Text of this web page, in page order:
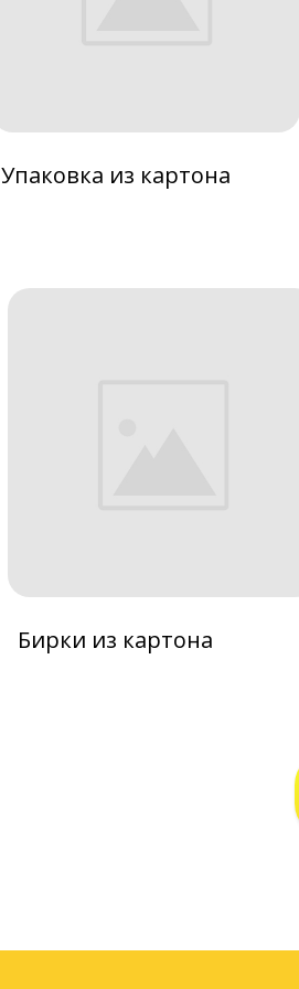
Упаковка из картона
Бирки из картона